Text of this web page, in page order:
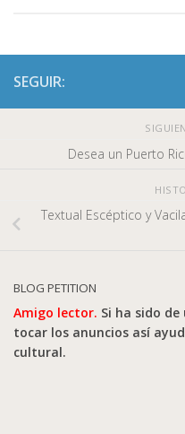
SEGUIR:
Desea un Puerto
Textual Escéptico y
BLOG PETITION
Amigo lector. Si ha sido
tocar los anuncios así
cultural.